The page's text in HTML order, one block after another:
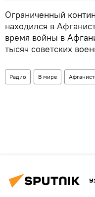
Ограниченный
находился в
время войны в
тысяч советских
Радио В мире